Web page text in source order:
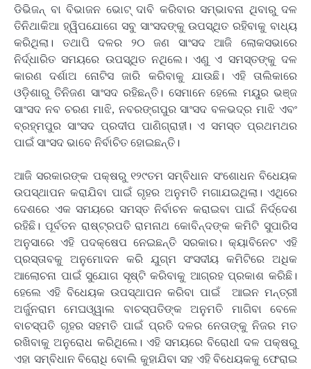
ଡିଭିଜନ୍‍ ବା ବିଭାଜନ ଭୋଟ୍‍ ଦାବି କରିବାର ସମ୍ଭାବନା ଥିବାରୁ ଦଳ
ତିନିଥାକିଆ ହ୍ୱିପଯୋଗେ ସବୁ ସାଂସଦଙ୍କୁ ଉପସ୍ଥିତ ରହିବାକୁ ବାଧ୍ୟ
କରିଥିଲା। ତଥାପି ଦଳର ୨୦ ଜଣ ସାଂସଦ ଆଜି ଲୋକସଭାରେ
ନିର୍ଦ୍ଧାରିତ ସମୟରେ ଉପସ୍ଥିତ ନଥିଲେ। ଏଣୁ ଏ ସମସ୍ତଙ୍କୁ ଦଳ
କାରଣ ଦର୍ଶାଅ ନୋଟିସ ଜାରି କରିବାକୁ ଯାଉଛି। ଏହି ତାଲିକାରେ
ଓଡ଼ିଶାରୁ ତିନିଜଣ ସାଂସଦ ରହିଛନ୍ତି। ସେମାନେ ହେଲେ ମୟୁର ଭଞ୍ଜ
ସାଂସଦ ନବ ଚରଣ ମାଝି, ନବରଙ୍ଗପୁର ସାଂସଦ ବଳଭଦ୍ର ମାଝି ଏବଂ
ବ୍ରହ୍ମପୁର ସାଂସଦ ପ୍ରଦୀପ ପାଣିଗ୍ରାହୀ। ଏ ସମସ୍ତ ପ୍ରଥମଥର
ପାଇଁ ସାଂସଦ ଭାବେ ନିର୍ବାଚିତ ହୋଇଛନ୍ତି।
ଆଜି ସରକାରଙ୍କ ପକ୍ଷରୁ ୧୨୯ତମ ସମ୍ବିଧାନ ସଂଶୋଧନ ବିଧେୟକ
ଉପସ୍ଥାପନ କରାଯିବା ପାଇଁ ଗୃହର ଅନୁମତି ମଗାଯଇଥିଲା। ଏଥିରେ
ଦେଶରେ ଏକ ସମୟରେ ସମସ୍ତ ନିର୍ବାଚନ କରାଇବା ପାଇଁ ନିର୍ଦ୍ଦେଶ
ରହିଛି। ପୂର୍ବତନ ରାଷ୍ଟ୍ରପତି ରାମନାଥ କୋବିନ୍ଦଙ୍କ କମିଟି ସୁପାରିସ
ଅନୁସାରେ ଏହି ପଦକ୍ଷେପ ନେଇଛନ୍ତି ସରକାର। କ୍ୟାବିନେଟ ଏହି
ପ୍ରସ୍ତାବକୁ ଅନୁମୋଦନ କରି ଯୁଗ୍ମ ସଂସଦୀୟ କମିଟିରେ ଅଧିକ
ଆଲୋଚନା ପାଇଁ ସୁଯୋଗ ସୃଷ୍ଟି କରିବାକୁ ଆଗ୍ରହ ପ୍ରକାଶ କରିଛି।
ହେଲେ ଏହି ବିଧେୟକ ଉପସ୍ଥାପନ କରିବା ପାଇଁ ଆଇନ ମନ୍ତ୍ରୀ
ଅର୍ଜୁନରାମ ମେଘଓ୍ୱାଲ ବାଚସ୍ପତିଙ୍କ ଅନୁମତି ମାଗିବା ବେଳେ
ବାଚସ୍ପତି ଗୃହର ସହମତି ପାଇଁ ପ୍ରତି ଦଳର ନେତାଙ୍କୁ ନିଜର ମତ
ରଖିବାକୁ ଅନୁରୋଧ କରିଥିଲେ। ଏହି ସମୟରେ ବିରୋଧୀ ଦଳ ପକ୍ଷରୁ
ଏହା ସମ୍ବିଧାନ ବିରୋଧି ବୋଲି କୁହାଯିବା ସହ ଏହି ବିଧେୟକକୁ ଫେରାଇ